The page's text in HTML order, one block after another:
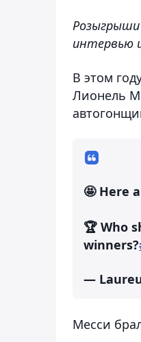
Розыгрыши
интервью
В этом
Лионель
🤩 Here
🏆 Who
winners?
—
Месси